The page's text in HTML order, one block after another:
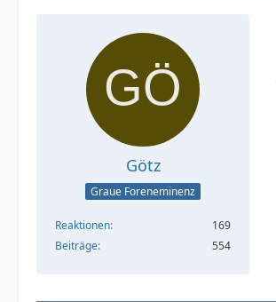
Götz
Graue Foreneminenz
Reaktionen
169
Beiträge
554